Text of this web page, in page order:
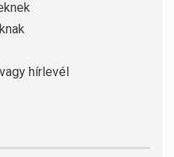
hírlevél